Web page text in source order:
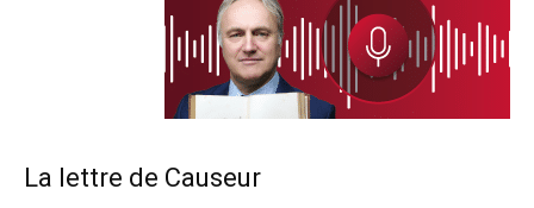
La lettre de Causeur